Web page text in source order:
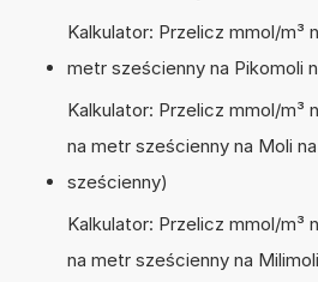
Kalkulator: Przelicz mmol/m³
metr sześcienny na Pikomoli
Kalkulator: Przelicz mmol/m³
na metr sześcienny na Moli
sześcienny)
Kalkulator: Przelicz mmol/m³
na metr sześcienny na